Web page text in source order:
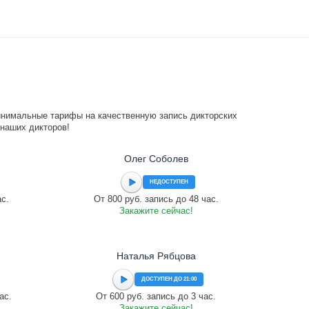
тарифы на качественную запись дикторских
дикторов!
Олег Соболев
НЕДОСТУПЕН
От 800 руб. запись до 48 час.
Закажите сейчас!
Наталья Рябцова
ДОСТУПЕН ДО 21:00
От 600 руб. запись до 3 час.